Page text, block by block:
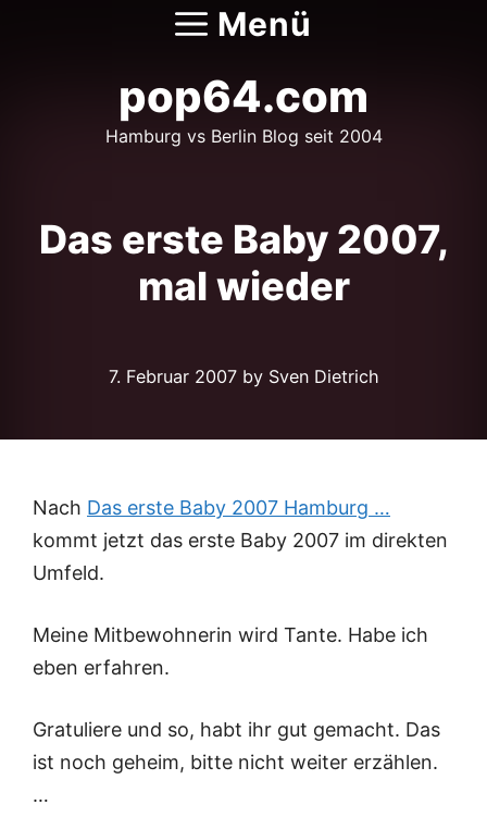
Menü
pop64.com
Hamburg vs Berlin Blog seit 2004
Das erste Baby 2007,
mal wieder
7. Februar 2007by Sven Dietrich
Nach Das erste Baby 2007 Hamburg …
kommt jetzt das erste Baby 2007 im direkten
Umfeld.
Meine Mitbewohnerin wird Tante. Habe ich
eben erfahren.
Gratuliere und so, habt ihr gut gemacht. Das
ist noch geheim, bitte nicht weiter erzählen.
…